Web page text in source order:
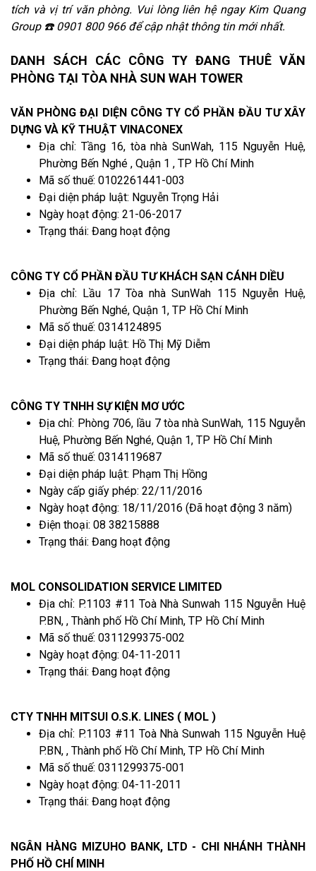
tích và vị trí văn phòng. Vui lòng liên hệ ngay Kim Quang
Group ☎️ 0901 800 966 để cập nhật thông tin mới nhất.
DANH SÁCH CÁC CÔNG TY ĐANG THUÊ VĂN
PHÒNG TẠI TÒA NHÀ SUN WAH TOWER
VĂN PHÒNG ĐẠI DIỆN CÔNG TY CỔ PHẦN ĐẦU TƯ XÂY
DỰNG VÀ KỸ THUẬT VINACONEX
Địa chỉ: Tầng 16, tòa nhà SunWah, 115 Nguyễn Huệ,
Phường Bến Nghé , Quận 1 , TP Hồ Chí Minh
Mã số thuế: 0102261441-003
Đại diện pháp luật: Nguyễn Trọng Hải
Ngày hoạt động: 21-06-2017
Trạng thái: Đang hoạt động
CÔNG TY CỔ PHẦN ĐẦU TƯ KHÁCH SẠN CÁNH DIỀU
Địa chỉ: Lầu 17 Tòa nhà SunWah 115 Nguyễn Huệ,
Phường Bến Nghé, Quận 1, TP Hồ Chí Minh
Mã số thuế: 0314124895
Đại diện pháp luật: Hồ Thị Mỹ Diễm
Trạng thái: Đang hoạt động
CÔNG TY TNHH SỰ KIỆN MƠ ƯỚC
Địa chỉ: Phòng 706, lầu 7 tòa nhà SunWah, 115 Nguyễn
Huệ, Phường Bến Nghé, Quận 1, TP Hồ Chí Minh
Mã số thuế: 0314119687
Đại diện pháp luật: Phạm Thị Hồng
Ngày cấp giấy phép: 22/11/2016
Ngày hoạt động: 18/11/2016 (Đã hoạt động 3 năm)
Điện thoại: 08 38215888
Trạng thái: Đang hoạt động
MOL CONSOLIDATION SERVICE LIMITED
Địa chỉ: P.1103 #11 Toà Nhà Sunwah 115 Nguyễn Huệ
P.BN, , Thành phố Hồ Chí Minh, TP Hồ Chí Minh
Mã số thuế: 0311299375-002
Ngày hoạt động: 04-11-2011
Trạng thái: Đang hoạt động
CTY TNHH MITSUI O.S.K. LINES ( MOL )
Địa chỉ: P.1103 #11 Toà Nhà Sunwah 115 Nguyễn Huệ
P.BN, , Thành phố Hồ Chí Minh, TP Hồ Chí Minh
Mã số thuế: 0311299375-001
Ngày hoạt động: 04-11-2011
Trạng thái: Đang hoạt động
NGÂN HÀNG MIZUHO BANK, LTD - CHI NHÁNH THÀNH
PHỐ HỒ CHÍ MINH